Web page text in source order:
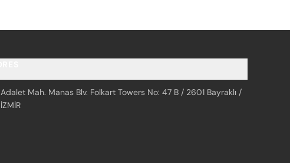
Adalet Mah. Manas Blv. Folkart Towers No: 47 B / 2601 Bayraklı /
İZMİR